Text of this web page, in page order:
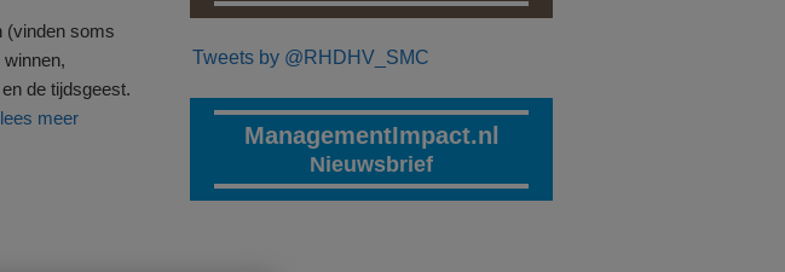
(vinden soms
de tijdsgeest.
lees meer
Tweets by @RHDHV_SMC
ManagementImpact.nl
Nieuwsbrief